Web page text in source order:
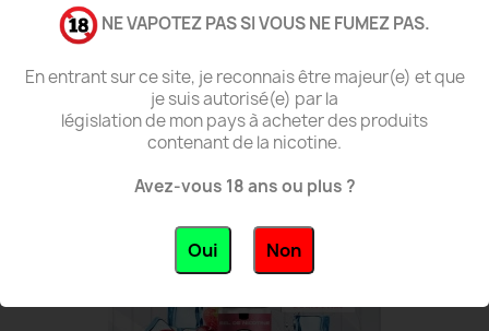
Vanille De Tahiti - Salt...
3,90 €
NE VAPOTEZ PAS SI VOUS NE FUMEZ PAS.
En entrant sur ce site, je reconnais être majeur(e) et que
je suis autorisé(e) par la
législation de mon pays à acheter des produits
contenant de la nicotine.
Avez-vous 18 ans ou plus ?
Oui Non